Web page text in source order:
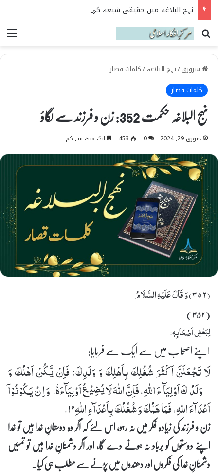
نہج البلاغہ میں حقیقی شیعہ کی پہچان
Search for
سرورق/نہج البلاغہ/کلمات قصار
کلمات قصار
نہج البلاغہ حکمت 352: زن و فرزند سے لگاؤ
جنوری 29, 2024 0
453 ایک منٹ سے کم
(٣٥٢) وَ قَالَ عَلَیْهِ السَّلَامُ
(۳۵۲)
لِبَعْضِ اَصْحَابِهٖ:
اپنے اصحاب میں سے ایک سے فرمایا:
لَا تَجْعَلَنَّ اَكْثَرَ شُغُلِكَ بِاَهْلِكَ وَ وَلَدِكَ: فَاِنْ یَّكُنْ اَهْلُكَ وَ
وَلَدُكَ اَوْلِیَآءَ اللهِ، فَاِنَّ اللهَ لَا یُضِیْعُ اَوْلِیَآءَهٗ، وَ اِنْ یَكُوْنُوْاۤ
اَعْدَآءَ اللهِ، فَمَا هَمُّكَ وَ شُغُلُكَ بِاَعْدَآءِ اللهِ؟!.
زن و فرزند کی زیادہ فکر میں نہ رہو، اس لئے کہ اگر وہ دوستانِ خدا ہیں تو خدا
اپنے دوستوں کو برباد نہ ہونے دے گا، اور اگر دشمنانِ خدا ہیں تو تمہیں
دشمنانِ خدا کی فکروں اور دھندوں میں پڑنے سے مطلب ہی کیا۔